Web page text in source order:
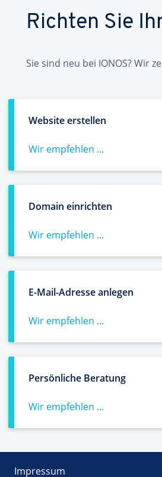
Richten Sie
Sie sind neu bei IONOS? Wir
Website erstellen
Wir empfehlen ...
Domain einrichten
Wir empfehlen ...
E-Mail-Adresse anlegen
Wir empfehlen ...
Persönliche Beratung
Wir empfehlen ...
Impressum